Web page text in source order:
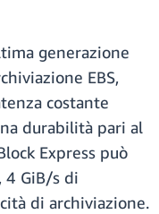
generazione
EBS,
costante
durabilità pari al
Express può
4 GiB/s di
di archiviazione.